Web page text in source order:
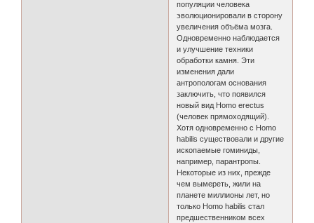
популяции человека
эволюционировали в сторону
увеличения объёма мозга.
Одновременно наблюдается
и улучшение техники
обработки камня. Эти
изменения дали
антропологам основания
заключить, что появился
новый вид Homo erectus
(человек прямоходящий).
Хотя одновременно с Homo
habilis существовали и другие
ископаемые гоминиды,
например, парантропы.
Некоторые из них, прежде
чем вымереть, жили на
планете миллионы лет, но
только Homo habilis стал
предшественником всех